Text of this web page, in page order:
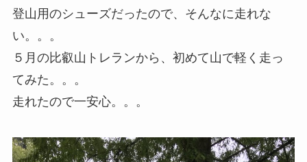
登山用のシューズだったので、そんなに走れな
い。。。
５月の比叡山トレランから、初めて山で軽く走っ
てみた。。。
走れたので一安心。。。